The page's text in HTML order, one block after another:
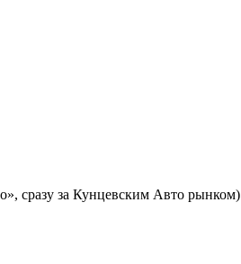
сразу за Кунцевским Авто рынком)